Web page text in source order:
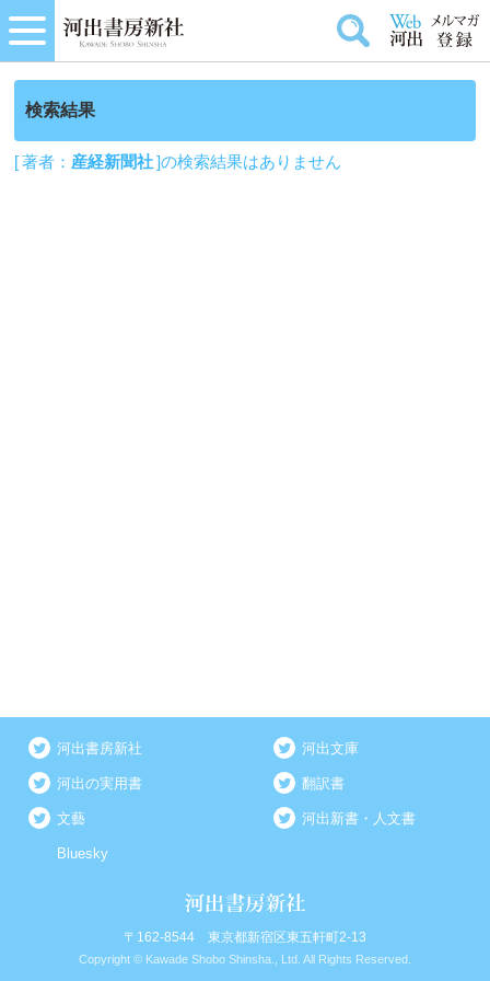
検索結果
[ 著者： 産経新聞社]の検索結果はありません
河出書房新社 河出文庫
河出の実用書 翻訳書
文藝 河出新書・人文書
Bluesky
〒162-8544 東京都新宿区東五軒町2-13
Copyright © Kawade Shobo Shinsha., Ltd. All Rights Reserved.